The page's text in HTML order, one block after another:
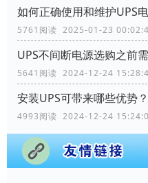
如何正确使用和维护UPS
5761阅读 2025-01-23
UPS不间断电源选购之前
5641阅读 2024-12-24
安装UPS可带来哪些优势？
4993阅读 2024-12-24